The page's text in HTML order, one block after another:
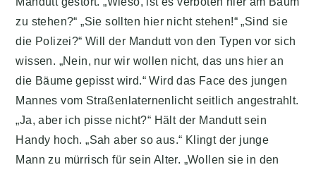
zu stehen?“ „Sie sollten hier nicht stehen!“ „Sind sie
die Polizei?“ Will der Mandutt von den Typen vor sich
wissen. „Nein, nur wir wollen nicht, das uns hier an
die Bäume gepisst wird.“ Wird das Face des jungen
Mannes vom Straßenlaternenlicht seitlich angestrahlt.
„Ja, aber ich pisse nicht?“ Hält der Mandutt sein
Handy hoch. „Sah aber so aus.“ Klingt der junge
Mann zu mürrisch für sein Alter. „Wollen sie in den